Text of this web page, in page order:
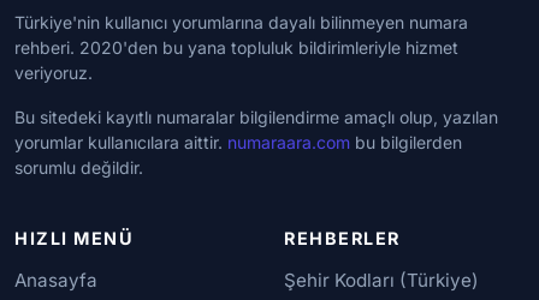
Türkiye'nin kullanıcı yorumlarına dayalı bilinmeyen numara
rehberi. 2020'den bu yana topluluk bildirimleriyle hizmet
veriyoruz.
Bu sitedeki kayıtlı numaralar bilgilendirme amaçlı olup, yazılan
yorumlar kullanıcılara aittir. numaraara.com bu bilgilerden
sorumlu değildir.
HIZLI MENÜ
Anasayfa
REHBERLER
Şehir Kodları (Türkiye)